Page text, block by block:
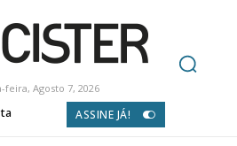
feira, Agosto 7, 2026
ASSINE JÁ!